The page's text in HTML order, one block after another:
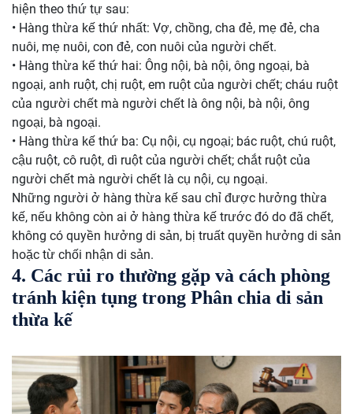
hiện theo thứ tự sau:
• Hàng thừa kế thứ nhất: Vợ, chồng, cha đẻ, mẹ đẻ, cha
nuôi, mẹ nuôi, con đẻ, con nuôi của người chết.
• Hàng thừa kế thứ hai: Ông nội, bà nội, ông ngoại, bà
ngoại, anh ruột, chị ruột, em ruột của người chết; cháu ruột
của người chết mà người chết là ông nội, bà nội, ông
ngoại, bà ngoại.
• Hàng thừa kế thứ ba: Cụ nội, cụ ngoại; bác ruột, chú ruột,
cậu ruột, cô ruột, dì ruột của người chết; chắt ruột của
người chết mà người chết là cụ nội, cụ ngoại.
Những người ở hàng thừa kế sau chỉ được hưởng thừa
kế, nếu không còn ai ở hàng thừa kế trước đó do đã chết,
không có quyền hưởng di sản, bị truất quyền hưởng di sản
hoặc từ chối nhận di sản.
4. Các rủi ro thường gặp và cách phòng
tránh kiện tụng trong Phân chia di sản
thừa kế